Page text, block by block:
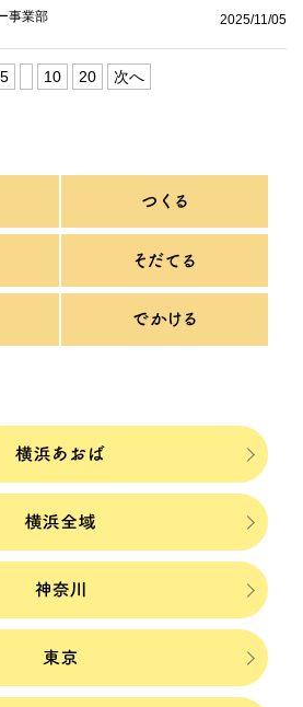
事業部
2025/11/05
5 10 20 次へ